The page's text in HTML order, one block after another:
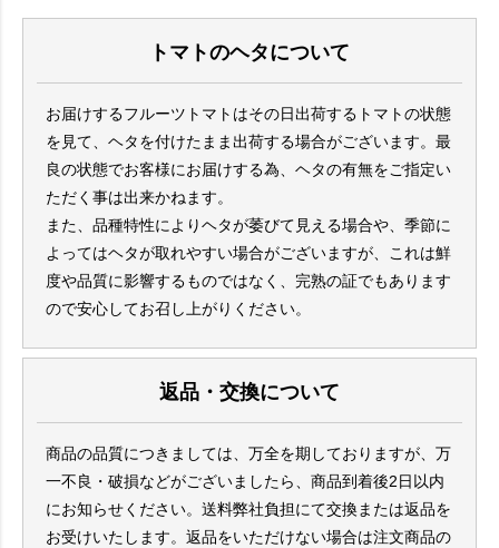
トマトのヘタについて
お届けするフルーツトマトはその日出荷するトマトの状態
を見て、ヘタを付けたまま出荷する場合がございます。最
良の状態でお客様にお届けする為、ヘタの有無をご指定い
ただく事は出来かねます。
また、品種特性によりヘタが萎びて見える場合や、季節に
よってはヘタが取れやすい場合がございますが、これは鮮
度や品質に影響するものではなく、完熟の証でもあります
ので安心してお召し上がりください。
返品・交換について
商品の品質につきましては、万全を期しておりますが、万
一不良・破損などがございましたら、商品到着後2日以内
にお知らせください。送料弊社負担にて交換または返品を
お受けいたします。返品をいただけない場合は注文商品の